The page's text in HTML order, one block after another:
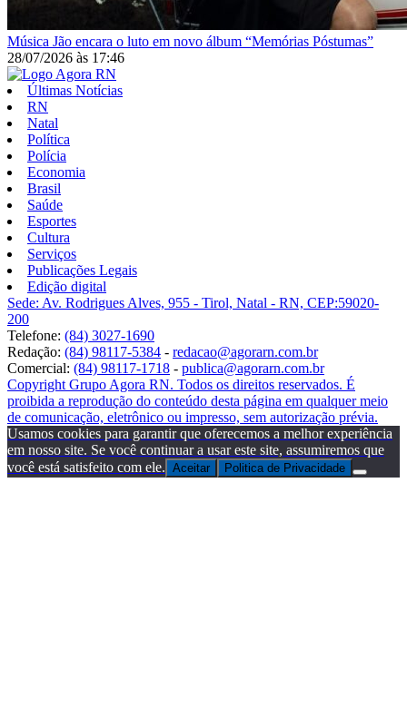
Música Jão encara o luto em novo álbum “Memórias Póstumas”
28/07/2026 às 17:46
Últimas Notícias
RN
Natal
Política
Polícia
Economia
Brasil
Saúde
Esportes
Cultura
Serviços
Publicações Legais
Edição digital
Sede: Av. Rodrigues Alves, 955 - Tirol, Natal - RN, CEP:59020-
200
Telefone: (84) 3027-1690
Redação: (84) 98117-5384 - redacao@agorarn.com.br
Comercial: (84) 98117-1718 - publica@agorarn.com.br
Copyright Grupo Agora RN. Todos os direitos reservados. É
proibida a reprodução do conteúdo desta página em qualquer meio
de comunicação, eletrônico ou impresso, sem autorização prévia.
Usamos cookies para garantir que oferecemos a melhor experiência
em nosso site. Se você continuar a usar este site, assumiremos que
você está satisfeito com ele. Aceitar Politica de Privacidade